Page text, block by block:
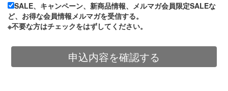
SALE、キャンペーン、新商品情報、メルマガ会員限定SALEな
ど、お得な会員情報メルマガを受信する。
※不要な方はチェックをはずしてください。